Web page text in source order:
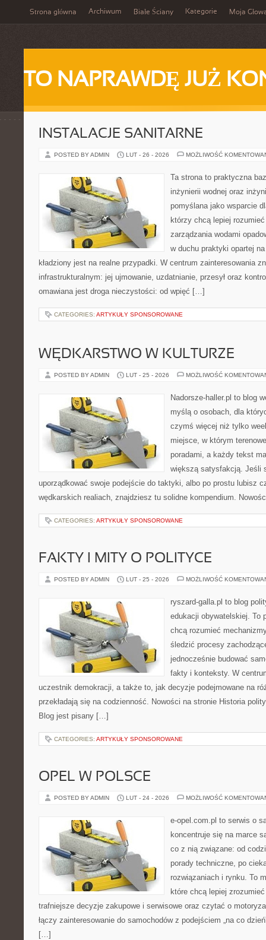
Strona główna Archiwum Białe Ściany Kategorie Moja
TO NAPRAWDĘ JUŻ
INSTALACJE SANITARNE
POSTED BY ADMIN LUT - 26 - 2026 MOŻLIWOŚĆ
Ta strona to praktyczna
inżynierii wodnej oraz
pomyślana jako wsparcie
którzy chcą lepiej
zarządzania wodami
w duchu praktyki opartej
kładziony jest na realne przypadki. W centrum zainteresowania
infrastrukturalnym: jej ujmowanie, uzdatnianie, przesył oraz
omawiana jest droga nieczystości: od wpięć […]
CATEGORIES: ARTYKUŁY SPONSOROWANE
WĘDKARSTWO W KULTURZE
POSTED BY ADMIN LUT - 25 - 2026 MOŻLIWOŚĆ
Nadorsze-haller.pl to blog
myślą o osobach, dla
czymś więcej niż tylko
miejsce, w którym
poradami, a każdy tekst
większą satysfakcją. Jeśli
uporządkować swoje podejście do taktyki, albo po prostu lubisz
wędkarskich realiach, znajdziesz tu solidne kompendium.
CATEGORIES: ARTYKUŁY SPONSOROWANE
FAKTY I MITY O POLITYCE
POSTED BY ADMIN LUT - 25 - 2026 MOŻLIWOŚĆ
ryszard-galla.pl to blog
edukacji obywatelskiej. To
chcą rozumieć
śledzić procesy
jednocześnie budować
fakty i konteksty. W
uczestnik demokracji, a także to, jak decyzje podejmowane na
przekładają się na codzienność. Nowości na stronie Historia
Blog jest pisany […]
CATEGORIES: ARTYKUŁY SPONSOROWANE
OPEL W POLSCE
POSTED BY ADMIN LUT - 24 - 2026 MOŻLIWOŚĆ
e-opel.com.pl to serwis o
koncentruje się na marce
co z nią związane: od
porady techniczne, po
rozwiązaniach i rynku. To
które chcą lepiej
trafniejsze decyzje zakupowe i serwisowe oraz czytać o
łączy zainteresowanie do samochodów z podejściem „na co
[…]